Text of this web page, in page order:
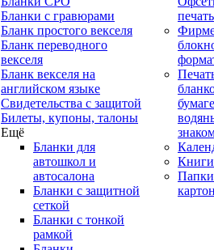
Бланки с гравюрами
Бланк простого векселя
Бланк переводного
векселя
Бланк векселя на
английском языке
Свидетельства с защитой
Билеты, купоны, талоны
Ещё
Бланки для
автошкол и
автосалона
Бланки с защитной
сеткой
Бланки с тонкой
рамкой
печать
Книги
Папки